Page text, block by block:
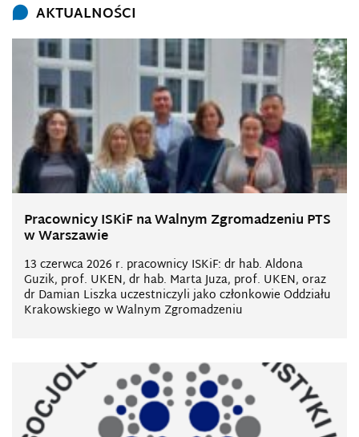
AKTUALNOŚCI
Pracownicy ISKiF na Walnym Zgromadzeniu PTS
w Warszawie
13 czerwca 2026 r. pracownicy ISKiF: dr hab. Aldona
Guzik, prof. UKEN, dr hab. Marta Juza, prof. UKEN, oraz
dr Damian Liszka uczestniczyli jako członkowie Oddziału
Krakowskiego w Walnym Zgromadzeniu